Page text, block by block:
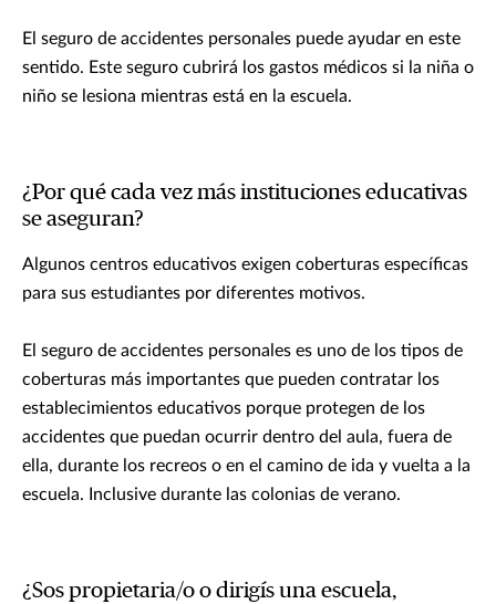
El seguro de accidentes personales puede ayudar en este
sentido. Este seguro cubrirá los gastos médicos si la niña o
niño se lesiona mientras está en la escuela.
¿Por qué cada vez más instituciones educativas
se aseguran?
Algunos centros educativos exigen coberturas específicas
para sus estudiantes por diferentes motivos.
El seguro de accidentes personales es uno de los tipos de
coberturas más importantes que pueden contratar los
establecimientos educativos porque protegen de los
accidentes que puedan ocurrir dentro del aula, fuera de
ella, durante los recreos o en el camino de ida y vuelta a la
escuela. Inclusive durante las colonias de verano.
¿Sos propietaria/o o dirigís una escuela,